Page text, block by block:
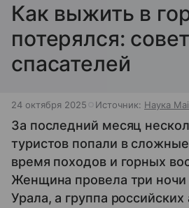
Как выжить в
потерялся:
спасателей
24 октября 2025 Источник: Наука
За последний месяц
туристов попали в
время походов и горных
Женщина провела три
Урала, а группа